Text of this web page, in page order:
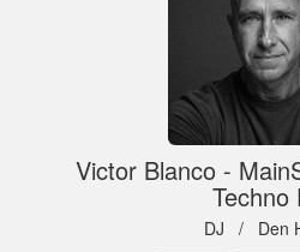
Victor Blanco -
Techno
DJ / Den